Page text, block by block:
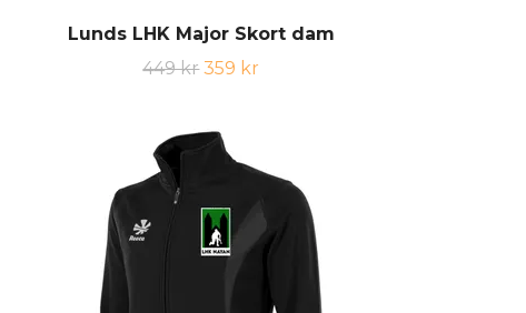
Lunds LHK Major Skort dam
449 kr 359 kr